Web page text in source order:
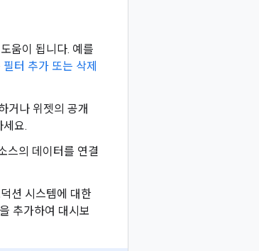
움이 됩니다. 예를
필터 추가 또는 삭제
거나 위젯의 공개
세요.
스의 데이터를 연결
션 시스템에 대한
추가하여 대시보